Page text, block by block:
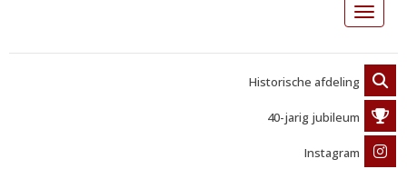
Toggle
Historische afdeling
40-jarig jubileum
Instagram